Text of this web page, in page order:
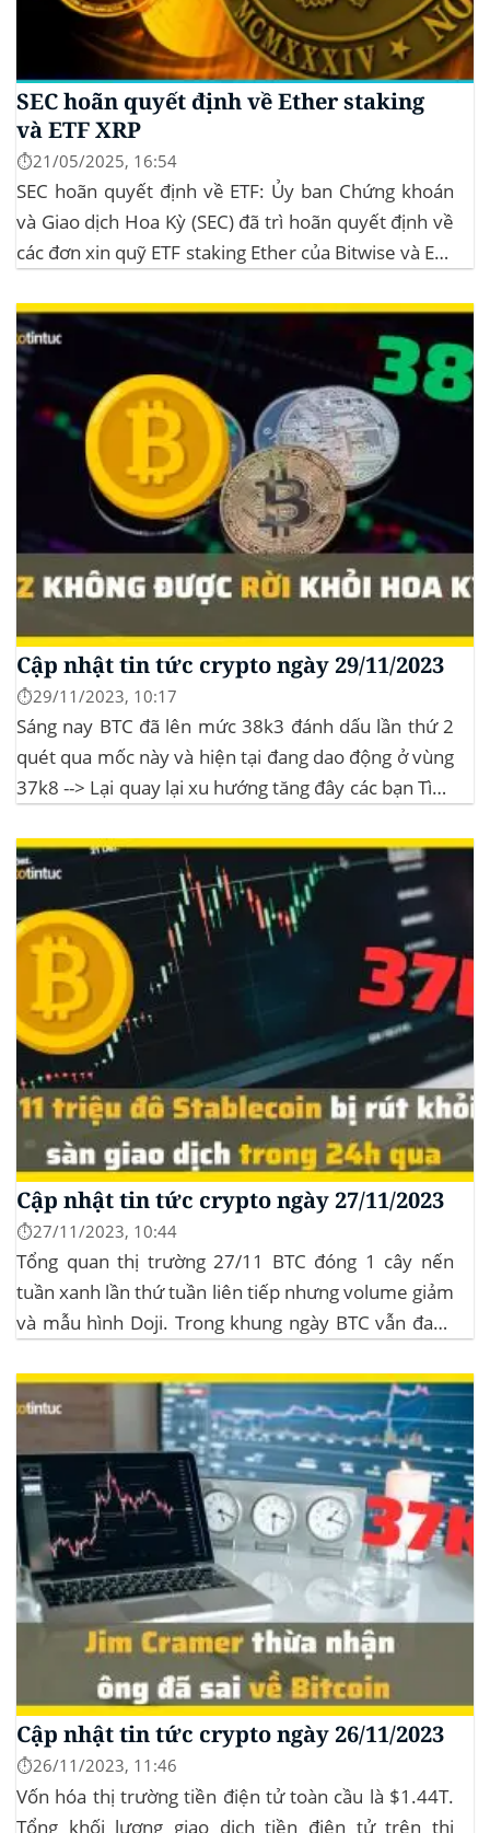
SEC hoãn quyết định về Ether staking
và ETF XRP
⏱️21/05/2025, 16:54
SEC hoãn quyết định về ETF: Ủy ban Chứng khoán
và Giao dịch Hoa Kỳ (SEC) đã trì hoãn quyết định về
các đơn xin quỹ ETF staking Ether của Bitwise và ETF
10/2025 để thu thập thêm ý kiến công...
Cập nhật tin tức crypto ngày 29/11/2023
⏱️29/11/2023, 10:17
Sáng nay BTC đã lên mức 38k3 đánh dấu lần thứ 2
quét qua mốc này và hiện tại đang dao động ở vùng
37k8 --> Lại quay lại xu hướng tăng đây các bạn Tình
một nửa Bitcoin làm...
Cập nhật tin tức crypto ngày 27/11/2023
⏱️27/11/2023, 10:44
Tổng quan thị trường 27/11 BTC đóng 1 cây nến
tuần xanh lần thứ tuần liên tiếp nhưng volume giảm
và mẫu hình Doji. Trong khung ngày BTC vẫn đang
triệu đô Stablecoin bị rút khỏi các sàn giao dịch...
Cập nhật tin tức crypto ngày 26/11/2023
⏱️26/11/2023, 11:46
Vốn hóa thị trường tiền điện tử toàn cầu là $1.44T.
Tổng khối lượng giao dịch tiền điện tử trên thị